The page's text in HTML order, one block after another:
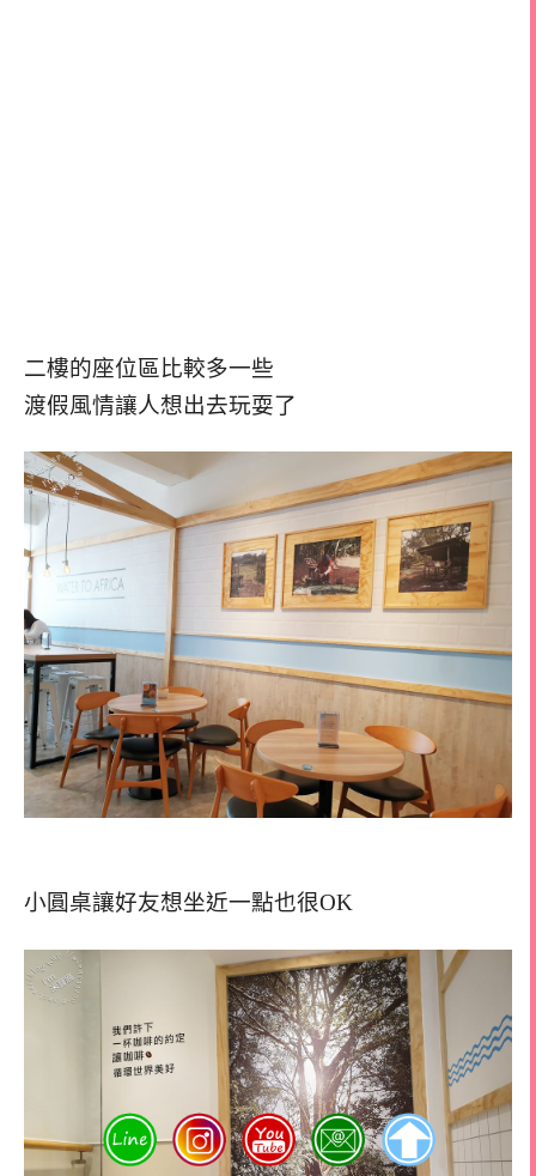
二樓的座位區比較多一些
渡假風情讓人想出去玩耍了
小圓桌讓好友想坐近一點也很OK